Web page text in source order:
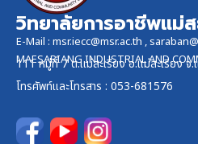
วิทยาลัยการอาชีพแม่ส
E-Mail : msr.iecc@msr.ac.th ,
MAESARIANG INDUSTRIAL AND
111 หมู่ที่ 7 ต.แม่สะเรียง อ.แม่สะเรียง
โทรศัพท์และโทรสาร : 053-681576